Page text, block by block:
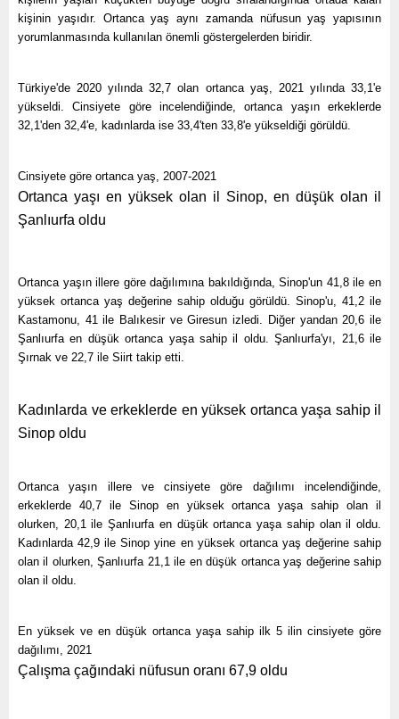
kişinin yaşıdır. Ortanca yaş aynı zamanda nüfusun yaş yapısının
yorumlanmasında kullanılan önemli göstergelerden biridir.
Türkiye'de 2020 yılında 32,7 olan ortanca yaş, 2021 yılında 33,1'e
yükseldi. Cinsiyete göre incelendiğinde, ortanca yaşın erkeklerde
32,1'den 32,4'e, kadınlarda ise 33,4'ten 33,8'e yükseldiği görüldü.
Cinsiyete göre ortanca yaş, 2007-2021
Ortanca yaşı en yüksek olan il Sinop, en düşük olan il
Şanlıurfa oldu
Ortanca yaşın illere göre dağılımına bakıldığında, Sinop'un 41,8 ile en
yüksek ortanca yaş değerine sahip olduğu görüldü. Sinop'u, 41,2 ile
Kastamonu, 41 ile Balıkesir ve Giresun izledi. Diğer yandan 20,6 ile
Şanlıurfa en düşük ortanca yaşa sahip il oldu. Şanlıurfa'yı, 21,6 ile
Şırnak ve 22,7 ile Siirt takip etti.
Kadınlarda ve erkeklerde en yüksek ortanca yaşa sahip il
Sinop oldu
Ortanca yaşın illere ve cinsiyete göre dağılımı incelendiğinde,
erkeklerde 40,7 ile Sinop en yüksek ortanca yaşa sahip olan il
olurken, 20,1 ile Şanlıurfa en düşük ortanca yaşa sahip olan il oldu.
Kadınlarda 42,9 ile Sinop yine en yüksek ortanca yaş değerine sahip
olan il olurken, Şanlıurfa 21,1 ile en düşük ortanca yaş değerine sahip
olan il oldu.
En yüksek ve en düşük ortanca yaşa sahip ilk 5 ilin cinsiyete göre
dağılımı, 2021
Çalışma çağındaki nüfusun oranı 67,9 oldu